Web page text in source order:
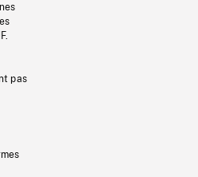
pas